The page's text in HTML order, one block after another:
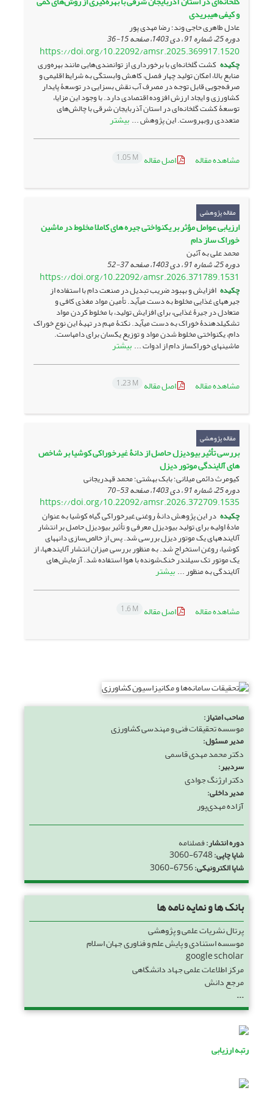
و کیفی هیبریدی
عادل طاهری حاجی وند؛ رضا مهدی پور
دوره 25، شماره 91 ، دی 1403، صفحه 15-36
https://doi.org/10.22092/amsr.2025.369917.1520
چکیده کشت گلخانه‌ای با برخورداری از توانمندی‌هایی مانند بهره‌وری
منابع بالا، امکان تولید چهار فصل، کاهش وابستگی به شرایط اقلیمی و
صرفه‌جویی قابل توجه در مصرف آب نقش بسزایی در توسعۀ پایدار
کشاورزی و ایجاد ارزش افزوده اقتصادی دارد. با وجود این مزایا،
توسعۀ کشت گلخانه‌ای در استان آذربایجان شرقی با چالش‌های
متعددی روبه­روست. این پژوهش ... بیشتر
مشاهده مقاله اصل مقاله 1.05 M
مقاله پژوهشی
ارزیابی عوامل مؤثر بر یکنواختی جیره های کاملا مخلوط در ماشین
خوراک ساز دام
محمد علی به آئین
دوره 25، شماره 91 ، دی 1403، صفحه 37-52
https://doi.org/10.22092/amsr.2026.371789.1531
چکیده افزایش و بهبود ضریب تبدیل در صنعت دام با استفاده از
جیره­های غذایی مخلوط به دست می­آید. تأمین مواد مغذی کافی و
متعادل در جیرۀ غذایی، برای افزایش تولید، با مخلوط کردن مواد
تشکیل­دهندۀ خوراک به دست می­آید. نکتۀ مهم در تهیۀ این نوع خوراک
دام، یکنواختی مخلوط شدن مواد و توزیع یکسان برای دام­هاست.
ماشین­های خوراک­ساز دام از ادوات ... بیشتر
مشاهده مقاله اصل مقاله 1.23 M
مقاله پژوهشی
بررسی تأثیر بیودیزل حاصل از دانۀ غیرخوراکی کوشیا بر شاخص
های آلایندگی موتور دیزل
کیومرث دائمی میلانی؛ بابک بهشتی؛ محمد قهدریجانی
دوره 25، شماره 91 ، دی 1403، صفحه 53-70
https://doi.org/10.22092/amsr.2026.372709.1535
چکیده در این پژوهش دانۀ روغنی غیرخوراکی گیاه کوشیا به عنوان
مادۀ اولیه برای تولید بیودیزل معرفی و تأثیر بیودیزل حاصل بر انتشار
آلاینده­های یک موتور دیزل بررسی شد. پس از خالص‌سازی دانه­های
کوشیا، روغن استخراج شد. به منظور بررسی میزان انتشار آلاینده­ها، از
یک موتور تک سیلندر خنک‌‌شونده با هوا استفاده شد. آزمایش‌های
آلایندگی به منظور ... بیشتر
مشاهده مقاله اصل مقاله 1.6 M
صاحب امتیاز:
موسسه تحقیقات فنی و مهندسی کشاورزی
مدیر مسئول:
دکتر محمد مهدی قاسمی
سردبیر:
دکتر ارژنگ جوادی
مدیر داخلی:
آزاده مهدی‌پور
دوره انتشار:فصلنامه
شاپا چاپی:3060-6748
شاپا الکترونیکی:3060-6756
بانک ها و نمایه نامه ها
پرتال نشریات علمی و پژوهشی
موسسه استنادی و پایش علم و فناوری جهان اسلام
google scholar
مرکز اطلاعات علمی جهاد دانشگاهی
مرجع دانش
...
رتبه ارزیابی